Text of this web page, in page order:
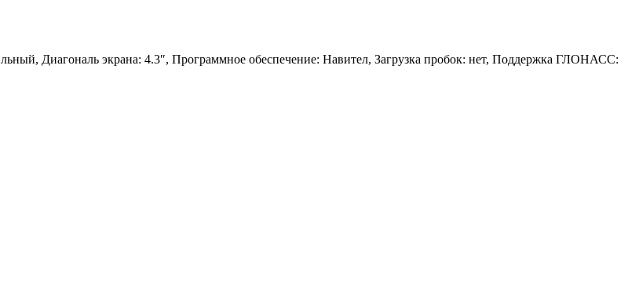
Диагональ экрана: 4.3″, Программное обеспечение: Навител, Загрузка пробок: нет, Поддержка ГЛОНАСС: